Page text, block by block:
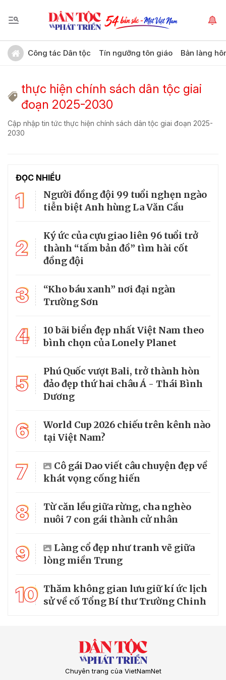
Công tác Dân tộc Tín ngưỡng tôn giáo Bản làng
thực hiện chính sách dân tộc giai
đoạn 2025-2030
Cập nhập tin tức thực hiện chính sách dân tộc giai đoạn 2025-
2030
ĐỌC NHIỀU
1
Người đồng đội 99 tuổi nghẹn ngào
tiễn biệt Anh hùng La Văn Cầu
2
Ký ức của cựu giao liên 96 tuổi trở
thành “tấm bản đồ” tìm hài cốt
đồng đội
3
“Kho báu xanh” nơi đại ngàn
Trường Sơn
4
10 bãi biển đẹp nhất Việt Nam theo
bình chọn của Lonely Planet
5
Phú Quốc vượt Bali, trở thành hòn
đảo đẹp thứ hai châu Á - Thái Bình
Dương
6
World Cup 2026 chiếu trên kênh nào
tại Việt Nam?
7
Cô gái Dao viết câu chuyện đẹp về
khát vọng cống hiến
8
Từ căn lều giữa rừng, cha nghèo
nuôi 7 con gái thành cử nhân
9
Làng cổ đẹp như tranh vẽ giữa
lòng miền Trung
10 Thăm không gian lưu giữ kí ức lịch
sử về cố Tổng Bí thư Trường Chinh
Chuyên trang của VietNamNet